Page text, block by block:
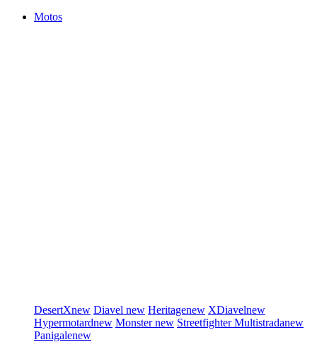
Motos
DesertXnew Diavel new Heritagenew XDiavelnew
Hypermotardnew Monsternew StreetfighterMultistradanew
Panigalenew